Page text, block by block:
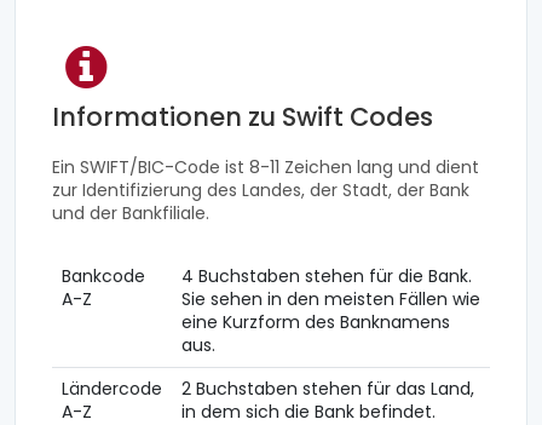
Informationen zu Swift Codes
Ein SWIFT/BIC-Code ist 8-11 Zeichen lang und dient
zur Identifizierung des Landes, der Stadt, der Bank
und der Bankfiliale.
Bankcode
A-Z
4 Buchstaben stehen für die Bank.
Sie sehen in den meisten Fällen wie
eine Kurzform des Banknamens
aus.
Ländercode
A-Z
2 Buchstaben stehen für das Land,
in dem sich die Bank befindet.